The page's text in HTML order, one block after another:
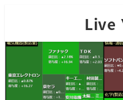
Live